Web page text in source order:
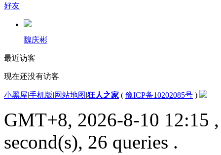
好友
魏庆彬
最近访客
现在还没有访客
小黑屋|手机版|网站地图|狂人之家 ( 豫ICP备10202085号 )
GMT+8, 2026-8-10 12:15
second(s), 26 queries .